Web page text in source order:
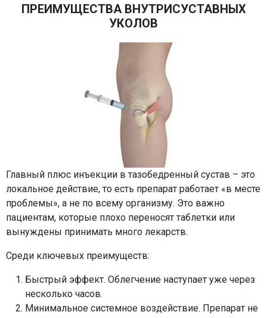
ПРЕИМУЩЕСТВА ВНУТРИСУСТАВНЫХ
УКОЛОВ
Главный плюс инъекции в тазобедренный сустав – это
локальное действие, то есть препарат работает «в месте
проблемы», а не по всему организму. Это важно
пациентам, которые плохо переносят таблетки или
вынуждены принимать много лекарств.
Среди ключевых преимуществ:
Быстрый эффект. Облегчение наступает уже через
несколько часов.
Минимальное системное воздействие. Препарат не